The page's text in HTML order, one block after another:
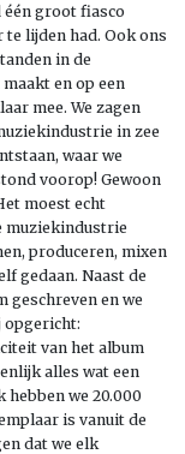
één groot fiasco
lijden had. Ook ons
in de
en op een
mee. We zagen
in zee
waar we
voorop! Gewoon
moest echt
muziekindustrie
produceren, mixen
gedaan. Naast de
geschreven en we
opgericht:
van het album
alles wat een
we 20.000
is vanuit de
dat we elk